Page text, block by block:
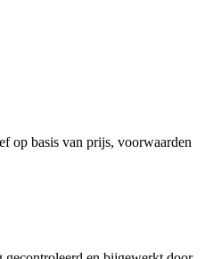
op basis van prijs, voorwaarden